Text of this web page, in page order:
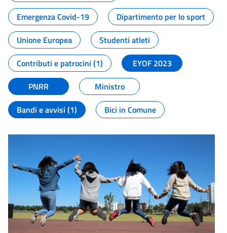
Emergenza Covid-19
Dipartimento per lo sport
Unione Europea
Studenti atleti
Contributi e patrocini (1)
EYOF 2023
PNRR
Ministro
Bandi e avvisi (1)
Bici in Comune